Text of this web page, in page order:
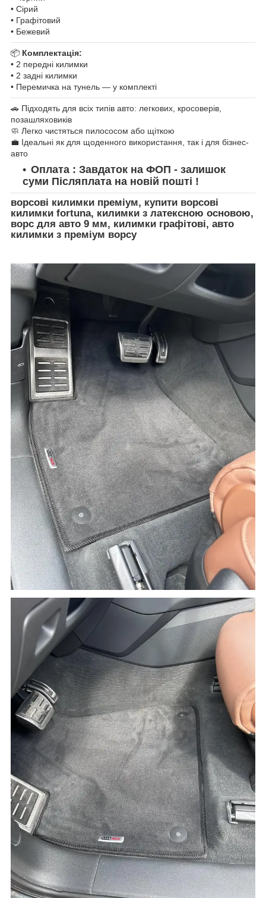
• Сірий
• Графітовий
• Бежевий
📦 Комплектація:
• 2 передні килимки
• 2 задні килимки
• Перемичка на тунель — у комплекті
🚗 Підходять для всіх типів авто: легкових, кросоверів,
позашляховиків
🧼 Легко чистяться пилососом або щіткою
💼 Ідеальні як для щоденного використання, так і для бізнес-
авто
Оплата : Завдаток на ФОП - залишок
суми Післяплата на новій пошті !
ворсові килимки преміум, купити ворсові
килимки fortuna, килимки з латексною основою,
ворс для авто 9 мм, килимки графітові, авто
килимки з преміум ворсу